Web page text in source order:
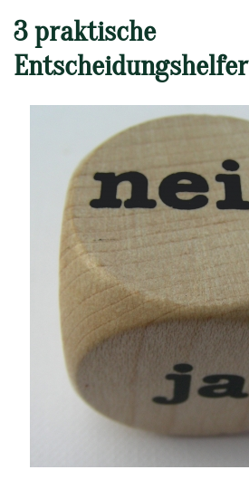
3 praktische
Entscheidungshelfer